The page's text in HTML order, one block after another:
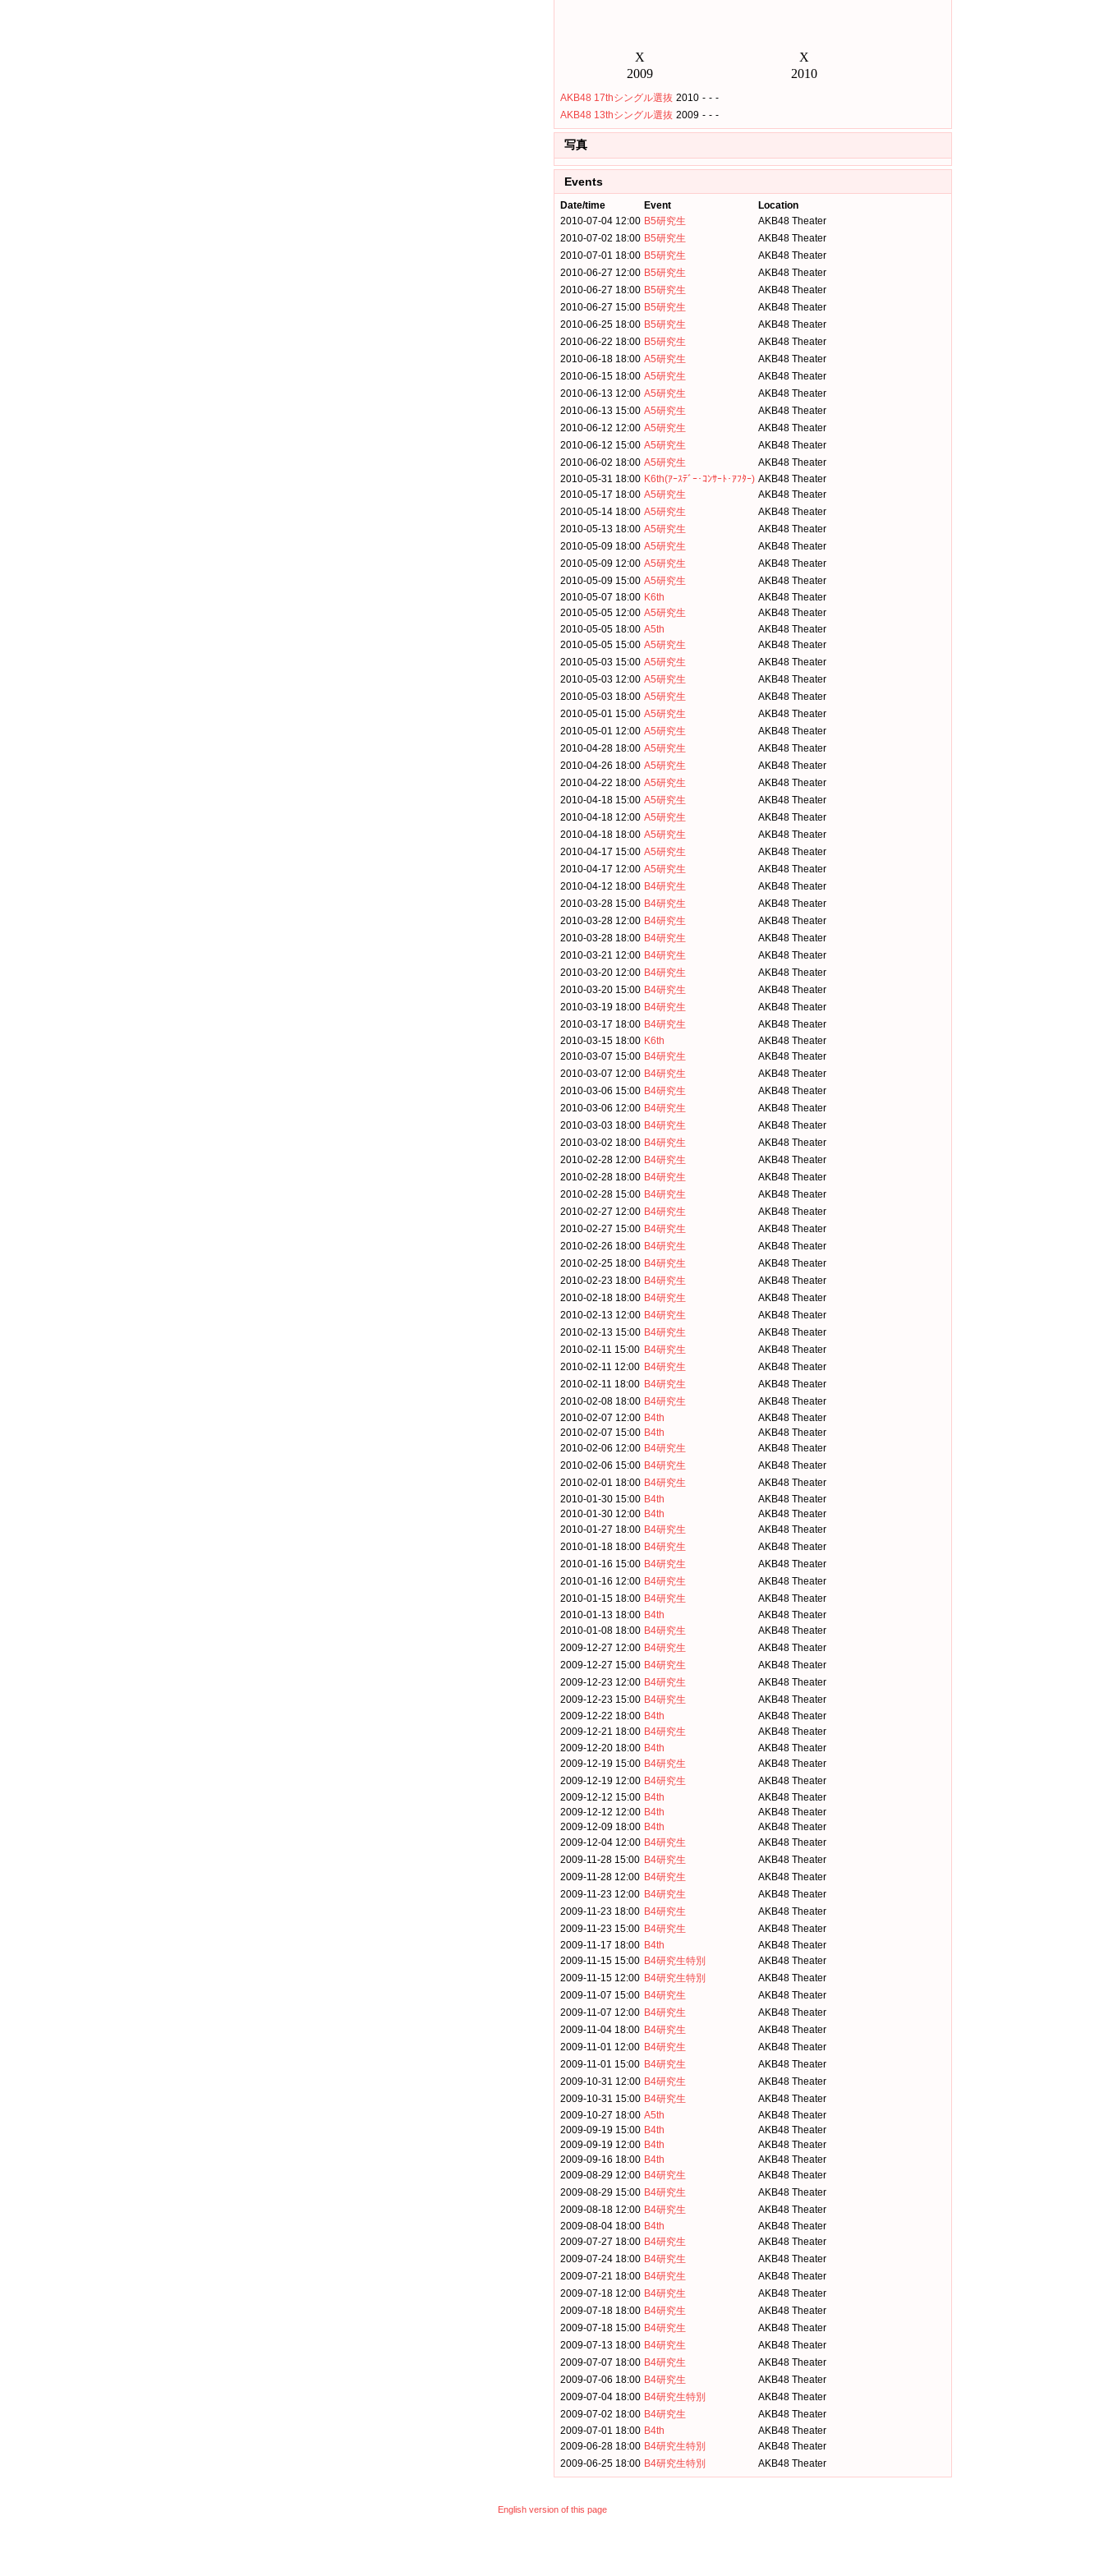
AKB48 17thシングル選抜 2010 - - -
AKB48 13thシングル選抜 2009 - - -
写真
Events
Date/time Event
Location
2010-07-04 12:00 B5研究生
AKB48 Theater
2010-07-02 18:00 B5研究生
AKB48 Theater
2010-07-01 18:00 B5研究生
AKB48 Theater
2010-06-27 12:00 B5研究生
AKB48 Theater
2010-06-27 18:00 B5研究生
AKB48 Theater
2010-06-27 15:00 B5研究生
AKB48 Theater
2010-06-25 18:00 B5研究生
AKB48 Theater
2010-06-22 18:00 B5研究生
AKB48 Theater
2010-06-18 18:00 A5研究生
AKB48 Theater
2010-06-15 18:00 A5研究生
AKB48 Theater
2010-06-13 12:00 A5研究生
AKB48 Theater
2010-06-13 15:00 A5研究生
AKB48 Theater
2010-06-12 12:00 A5研究生
AKB48 Theater
2010-06-12 15:00 A5研究生
AKB48 Theater
2010-06-02 18:00 A5研究生
AKB48 Theater
2010-05-31 18:00 K6th(ｱｰｽﾃﾞｰ･ｺﾝｻｰﾄ･ｱﾌﾀｰ) AKB48 Theater
2010-05-17 18:00 A5研究生
AKB48 Theater
2010-05-14 18:00 A5研究生
AKB48 Theater
2010-05-13 18:00 A5研究生
AKB48 Theater
2010-05-09 18:00 A5研究生
AKB48 Theater
2010-05-09 12:00 A5研究生
AKB48 Theater
2010-05-09 15:00 A5研究生
AKB48 Theater
2010-05-07 18:00 K6th
AKB48 Theater
2010-05-05 12:00 A5研究生
AKB48 Theater
2010-05-05 18:00 A5th
AKB48 Theater
2010-05-05 15:00 A5研究生
AKB48 Theater
2010-05-03 15:00 A5研究生
AKB48 Theater
2010-05-03 12:00 A5研究生
AKB48 Theater
2010-05-03 18:00 A5研究生
AKB48 Theater
2010-05-01 15:00 A5研究生
AKB48 Theater
2010-05-01 12:00 A5研究生
AKB48 Theater
2010-04-28 18:00 A5研究生
AKB48 Theater
2010-04-26 18:00 A5研究生
AKB48 Theater
2010-04-22 18:00 A5研究生
AKB48 Theater
2010-04-18 15:00 A5研究生
AKB48 Theater
2010-04-18 12:00 A5研究生
AKB48 Theater
2010-04-18 18:00 A5研究生
AKB48 Theater
2010-04-17 15:00 A5研究生
AKB48 Theater
2010-04-17 12:00 A5研究生
AKB48 Theater
2010-04-12 18:00 B4研究生
AKB48 Theater
2010-03-28 15:00 B4研究生
AKB48 Theater
2010-03-28 12:00 B4研究生
AKB48 Theater
2010-03-28 18:00 B4研究生
AKB48 Theater
2010-03-21 12:00 B4研究生
AKB48 Theater
2010-03-20 12:00 B4研究生
AKB48 Theater
2010-03-20 15:00 B4研究生
AKB48 Theater
2010-03-19 18:00 B4研究生
AKB48 Theater
2010-03-17 18:00 B4研究生
AKB48 Theater
2010-03-15 18:00 K6th
AKB48 Theater
2010-03-07 15:00 B4研究生
AKB48 Theater
2010-03-07 12:00 B4研究生
AKB48 Theater
2010-03-06 15:00 B4研究生
AKB48 Theater
2010-03-06 12:00 B4研究生
AKB48 Theater
2010-03-03 18:00 B4研究生
AKB48 Theater
2010-03-02 18:00 B4研究生
AKB48 Theater
2010-02-28 12:00 B4研究生
AKB48 Theater
2010-02-28 18:00 B4研究生
AKB48 Theater
2010-02-28 15:00 B4研究生
AKB48 Theater
2010-02-27 12:00 B4研究生
AKB48 Theater
2010-02-27 15:00 B4研究生
AKB48 Theater
2010-02-26 18:00 B4研究生
AKB48 Theater
2010-02-25 18:00 B4研究生
AKB48 Theater
2010-02-23 18:00 B4研究生
AKB48 Theater
2010-02-18 18:00 B4研究生
AKB48 Theater
2010-02-13 12:00 B4研究生
AKB48 Theater
2010-02-13 15:00 B4研究生
AKB48 Theater
2010-02-11 15:00 B4研究生
AKB48 Theater
2010-02-11 12:00 B4研究生
AKB48 Theater
2010-02-11 18:00 B4研究生
AKB48 Theater
2010-02-08 18:00 B4研究生
AKB48 Theater
2010-02-07 12:00 B4th
AKB48 Theater
2010-02-07 15:00 B4th
AKB48 Theater
2010-02-06 12:00 B4研究生
AKB48 Theater
2010-02-06 15:00 B4研究生
AKB48 Theater
2010-02-01 18:00 B4研究生
AKB48 Theater
2010-01-30 15:00 B4th
AKB48 Theater
2010-01-30 12:00 B4th
AKB48 Theater
2010-01-27 18:00 B4研究生
AKB48 Theater
2010-01-18 18:00 B4研究生
AKB48 Theater
2010-01-16 15:00 B4研究生
AKB48 Theater
2010-01-16 12:00 B4研究生
AKB48 Theater
2010-01-15 18:00 B4研究生
AKB48 Theater
2010-01-13 18:00 B4th
AKB48 Theater
2010-01-08 18:00 B4研究生
AKB48 Theater
2009-12-27 12:00 B4研究生
AKB48 Theater
2009-12-27 15:00 B4研究生
AKB48 Theater
2009-12-23 12:00 B4研究生
AKB48 Theater
2009-12-23 15:00 B4研究生
AKB48 Theater
2009-12-22 18:00 B4th
AKB48 Theater
2009-12-21 18:00 B4研究生
AKB48 Theater
2009-12-20 18:00 B4th
AKB48 Theater
2009-12-19 15:00 B4研究生
AKB48 Theater
2009-12-19 12:00 B4研究生
AKB48 Theater
2009-12-12 15:00 B4th
AKB48 Theater
2009-12-12 12:00 B4th
AKB48 Theater
2009-12-09 18:00 B4th
AKB48 Theater
2009-12-04 12:00 B4研究生
AKB48 Theater
2009-11-28 15:00 B4研究生
AKB48 Theater
2009-11-28 12:00 B4研究生
AKB48 Theater
2009-11-23 12:00 B4研究生
AKB48 Theater
2009-11-23 18:00 B4研究生
AKB48 Theater
2009-11-23 15:00 B4研究生
AKB48 Theater
2009-11-17 18:00 B4th
AKB48 Theater
2009-11-15 15:00 B4研究生特別
AKB48 Theater
2009-11-15 12:00 B4研究生特別
AKB48 Theater
2009-11-07 15:00 B4研究生
AKB48 Theater
2009-11-07 12:00 B4研究生
AKB48 Theater
2009-11-04 18:00 B4研究生
AKB48 Theater
2009-11-01 12:00 B4研究生
AKB48 Theater
2009-11-01 15:00 B4研究生
AKB48 Theater
2009-10-31 12:00 B4研究生
AKB48 Theater
2009-10-31 15:00 B4研究生
AKB48 Theater
2009-10-27 18:00 A5th
AKB48 Theater
2009-09-19 15:00 B4th
AKB48 Theater
2009-09-19 12:00 B4th
AKB48 Theater
2009-09-16 18:00 B4th
AKB48 Theater
2009-08-29 12:00 B4研究生
AKB48 Theater
2009-08-29 15:00 B4研究生
AKB48 Theater
2009-08-18 12:00 B4研究生
AKB48 Theater
2009-08-04 18:00 B4th
AKB48 Theater
2009-07-27 18:00 B4研究生
AKB48 Theater
2009-07-24 18:00 B4研究生
AKB48 Theater
2009-07-21 18:00 B4研究生
AKB48 Theater
2009-07-18 12:00 B4研究生
AKB48 Theater
2009-07-18 18:00 B4研究生
AKB48 Theater
2009-07-18 15:00 B4研究生
AKB48 Theater
2009-07-13 18:00 B4研究生
AKB48 Theater
2009-07-07 18:00 B4研究生
AKB48 Theater
2009-07-06 18:00 B4研究生
AKB48 Theater
2009-07-04 18:00 B4研究生特別
AKB48 Theater
2009-07-02 18:00 B4研究生
AKB48 Theater
2009-07-01 18:00 B4th
AKB48 Theater
2009-06-28 18:00 B4研究生特別
AKB48 Theater
2009-06-25 18:00 B4研究生特別 AKB48 Theater
English version of this page